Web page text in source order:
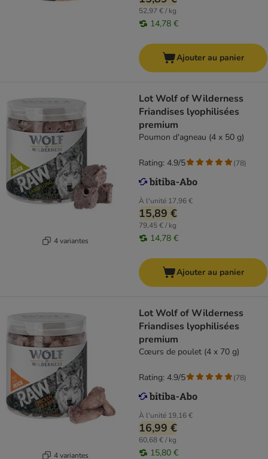
52,97 € / kg
14,78 €
Ajouter au panier
4 variantes
Lot Wolf of Wilderness
Friandises lyophilisées
premium
Poumon d'agneau (4 x 50 g)
À l'unité 17,96 €
15,89 €
79,45 € / kg
14,78 €
Rating: 4.9/5 (78)
Ajouter au panier
4 variantes
Lot Wolf of Wilderness
Friandises lyophilisées
premium
Cœurs de poulet (4 x 70 g)
À l'unité 19,16 €
16,99 €
60,68 € / kg
15,80 €
Rating: 4.9/5 (78)